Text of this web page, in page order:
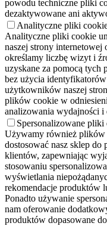
powodu techniczne pliki
dezaktywowane ani
Analityczne pliki
Analityczne pliki cookie
naszej strony
określamy liczbę wizyt i
uzyskane za pomocą tych
bez użycia
użytkowników naszej
plików cookie w
analizowania wydajności i
Spersonalizowane pliki
Używamy również
dostosować nasz sklep do
klientów, zapewniając
stosowaniu
wyświetlania
rekomendacje produktów
Ponadto używanie
nam oferowanie
produktów dopasowane